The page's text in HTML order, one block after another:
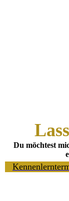
Du möchtest